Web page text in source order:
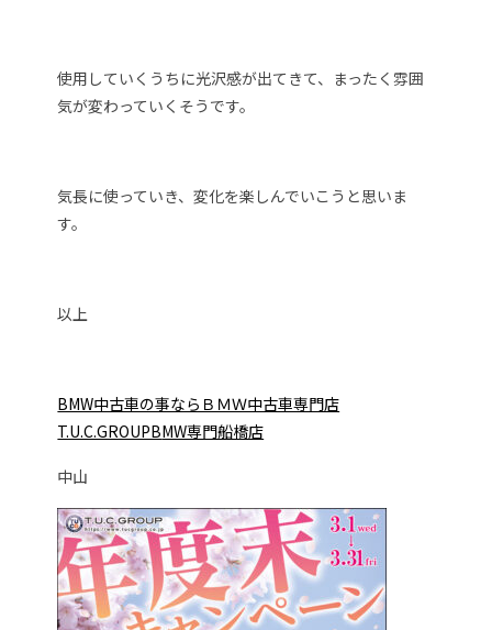
使用していくうちに光沢感が出てきて、まったく雰囲
気が変わっていくそうです。
気長に使っていき、変化を楽しんでいこうと思いま
す。
以上
BMW中古車の事ならＢＭＷ中古車専門店
T.U.C.GROUPBMW専門船橋店
中山